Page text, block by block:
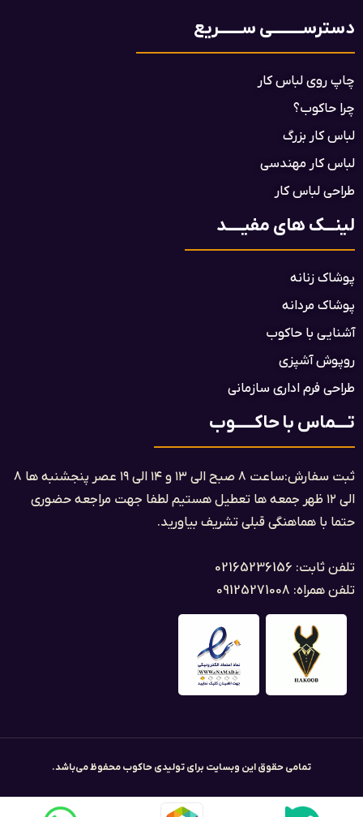
دسترســـــــــی ســـــــریع
چاپ روی لباس کار
چرا حاکوب؟
لباس کار بزرگ
لباس کار مهندسی
طراحی لباس کار
لینـــک های مفیـــــد
پوشاک زنانه
پوشاک مردانه
آشنایی با حاکوب
روپوش آشپزی
طراحی فرم اداری سازمانی
تــــماس با حاکــــــوب
ثبت سفارش:ساعت ۸ صبح الی ۱۳ و ۱۴ الی ۱۹ عصر پنجشنبه ها ۸
الی ۱۲ ظهر جمعه ها تعطیل هستیم لطفا جهت مراجعه حضوری
حتما با هماهنگی قبلی تشریف بیاورید.
تلفن ثابت: 02165236156
تلفن همراه: 09125271008
تمامی حقوق این وبسایت برای تولیدی حاکوب محفوظ می‌باشد.